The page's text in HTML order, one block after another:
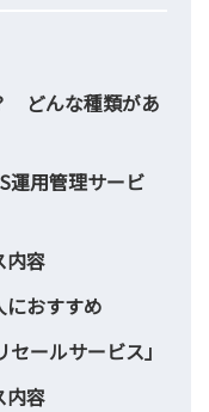
どんな種類があ
運用管理サービ
内容
におすすめ
ールサービス」
内容